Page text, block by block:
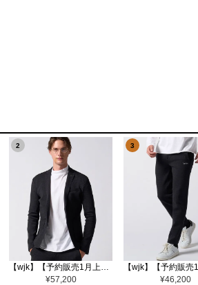
2
【wjk】【予約販売1月上旬～中旬入荷】function knit jacket(jacquard check) ニットジャケット(207 mw08j)
¥57,200
3
¥46,200